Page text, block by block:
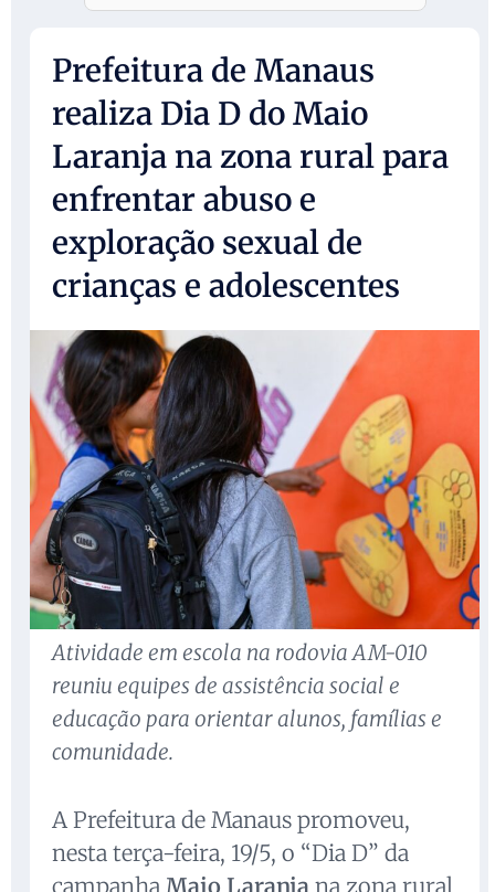
Prefeitura de Manaus
realiza Dia D do Maio
Laranja na zona rural para
enfrentar abuso e
exploração sexual de
crianças e adolescentes
Atividade em escola na rodovia AM-010
reuniu equipes de assistência social e
educação para orientar alunos, famílias e
comunidade.
A Prefeitura de Manaus promoveu,
nesta terça-feira, 19/5, o “Dia D” da
campanha Maio Laranja na zona rural